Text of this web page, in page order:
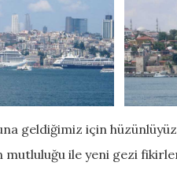
geldiğimiz için
ile yeni gezi